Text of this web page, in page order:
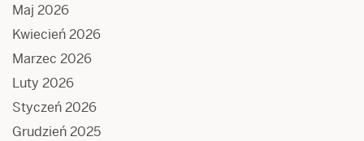
Maj 2026
Kwiecień 2026
Marzec 2026
Luty 2026
Styczeń 2026
Grudzień 2025